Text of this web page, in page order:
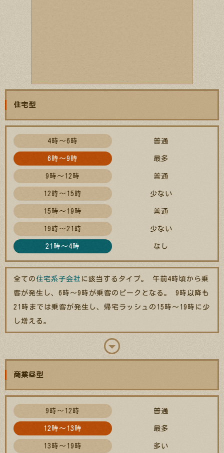
住宅型
4時～6時 普通
6時～9時 最多
9時～12時 普通
12時～15時 少ない
15時～19時 普通
19時～21時 少ない
21時～4時 なし
全ての 住宅系子会社 に該当するタイプ。 午前4時頃から乗
客が発生し、6時～9時が乗客のピークとなる。 9時以降も
21時までは乗客が発生し、帰宅ラッシュの15時～19時に少
し増える。
商業昼型
9時～12時 普通
12時～13時 最多
13時～19時 多い